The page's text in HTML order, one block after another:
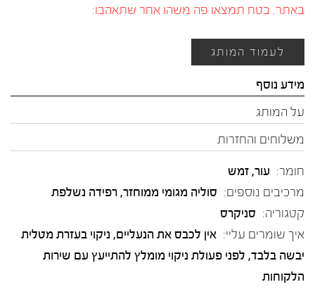
באתר. בטח תמצאו פה משהו אחר שתאהבו:
לעמוד המותג
מידע נוסף
על המותג
משלוחים והחזרות
חומר: עור, זמש
מרכיבים נוספים: סוליה מגומי ממוחזר, רפידה נשלפת
קטגוריה: סניקרס
איך שומרים עליי: אין לכבס את הנעליים, ניקוי בעזרת מטלית
יבשה בלבד, לפני פעולת ניקוי מומלץ להתייעץ עם שירות
הלקוחות